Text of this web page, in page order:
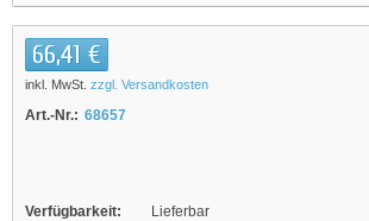
66,41 €
inkl. MwSt. zzgl. Versandkosten
Art.-Nr.: 68657
Verfügbarkeit: Lieferbar